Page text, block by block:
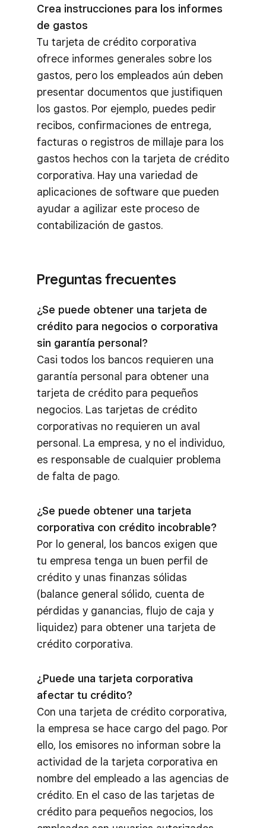
Crea instrucciones para los informes
de gastos
Tu tarjeta de crédito corporativa
ofrece informes generales sobre los
gastos, pero los empleados aún deben
presentar documentos que justifiquen
los gastos. Por ejemplo, puedes pedir
recibos, confirmaciones de entrega,
facturas o registros de millaje para los
gastos hechos con la tarjeta de crédito
corporativa. Hay una variedad de
aplicaciones de software que pueden
ayudar a agilizar este proceso de
contabilización de gastos.
Preguntas frecuentes
¿Se puede obtener una tarjeta de
crédito para negocios o corporativa
sin garantía personal?
Casi todos los bancos requieren una
garantía personal para obtener una
tarjeta de crédito para pequeños
negocios. Las tarjetas de crédito
corporativas no requieren un aval
personal. La empresa, y no el individuo,
es responsable de cualquier problema
de falta de pago.
¿Se puede obtener una tarjeta
corporativa con crédito incobrable?
Por lo general, los bancos exigen que
tu empresa tenga un buen perfil de
crédito y unas finanzas sólidas
(balance general sólido, cuenta de
pérdidas y ganancias, flujo de caja y
liquidez) para obtener una tarjeta de
crédito corporativa.
¿Puede una tarjeta corporativa
afectar tu crédito?
Con una tarjeta de crédito corporativa,
la empresa se hace cargo del pago. Por
ello, los emisores no informan sobre la
actividad de la tarjeta corporativa en
nombre del empleado a las agencias de
crédito. En el caso de las tarjetas de
crédito para pequeños negocios, los